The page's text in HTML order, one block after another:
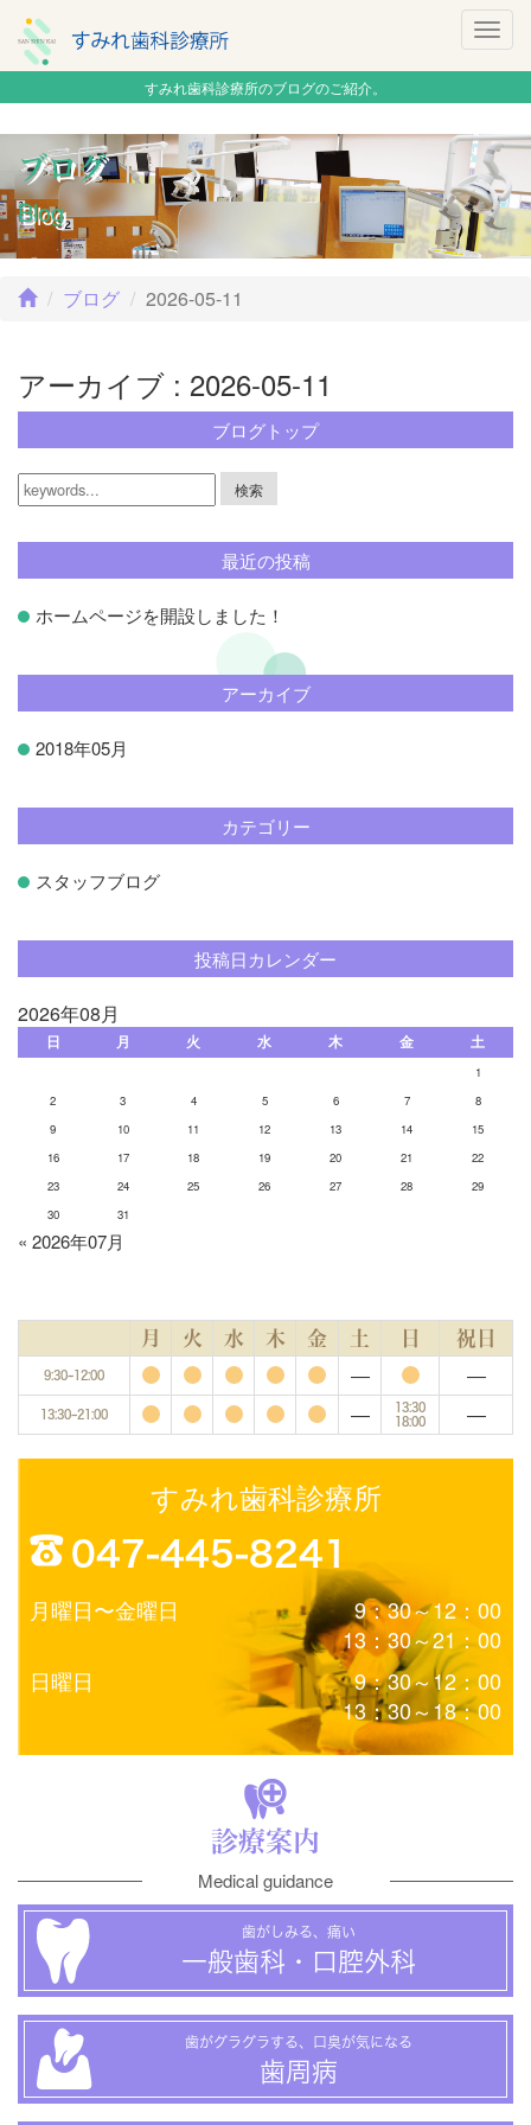
すみれ歯科診療所のブログのご紹介。
ブログ
Blog
ブログ 2026-05-11
アーカイブ : 2026-05-11
ブログトップ
検索
最近の投稿
ホームページを開設しました！
アーカイブ
2018年05月
カテゴリー
スタッフブログ
投稿日カレンダー
2026年08月
日 月 火 水 木 金 土
1
2
3 4 5 6 7
8
9
10 11 12 13 14
15
16
17 18 19 20 21
22
23
24 25 26 27 28
29
30
31
« 2026年07月
月 火 水 木 金 土 日 祝日
9:30~12:00 ― ―
13:30~21:00 ―
13:30
18:00
―
すみれ歯科診療所
047-445-8241
月曜日〜金曜日
9：30～12：00
13：30～21：00
日曜日
9：30～12：00
13：30～18：00
診療案内
Medical guidance
歯がしみる、痛い
一般歯科・口腔外科
歯がグラグラする、口臭が気になる
歯周病